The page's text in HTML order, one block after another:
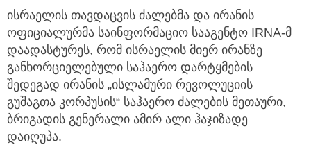
ისრაელის თავდაცვის ძალებმა და ირანის
ოფიციალურმა საინფორმაციო სააგენტო IRNA-მ
დაადასტურეს, რომ ისრაელის მიერ ირანზე
განხორციელებული საჰაერო დარტყმების
შედეგად ირანის „ისლამური რევოლუციის
გუშაგთა კორპუსის“ საჰაერო ძალების მეთაური,
ბრიგადის გენერალი ამირ ალი ჰაჯიზადე
დაიღუპა.